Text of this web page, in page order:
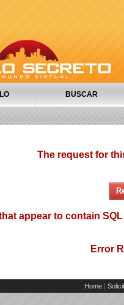
BUSCAR
The request for
appear to contain
Error
Home